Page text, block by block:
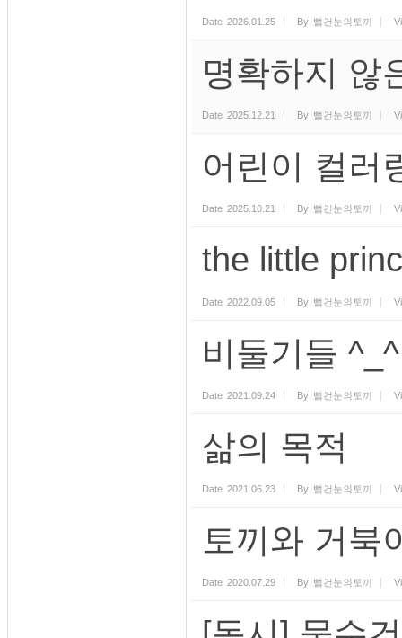
Date 2026.01.25 By 뻘건눈의토끼
명확하지 않
Date 2025.12.21 By 뻘건눈의토끼
어린이 컬러
Date 2025.10.21 By 뻘건눈의토끼
the little
Date 2022.09.05 By 뻘건눈의토끼
비둘기들 ^_^
Date 2021.09.24 By 뻘건눈의토끼
삶의 목적
Date 2021.06.23 By 뻘건눈의토끼
토끼와 거북
Date 2020.07.29 By 뻘건눈의토끼